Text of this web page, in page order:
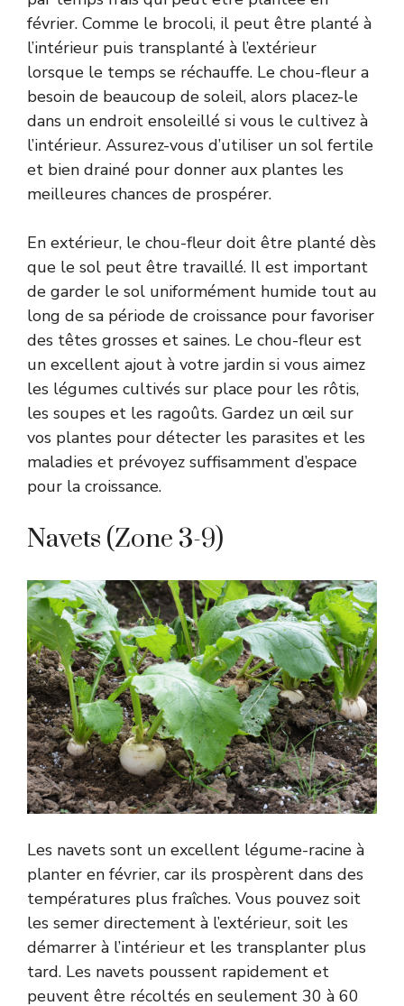
février. Comme le brocoli, il peut être planté à
l’intérieur puis transplanté à l’extérieur
lorsque le temps se réchauffe. Le chou-fleur a
besoin de beaucoup de soleil, alors placez-le
dans un endroit ensoleillé si vous le cultivez à
l’intérieur. Assurez-vous d’utiliser un sol fertile
et bien drainé pour donner aux plantes les
meilleures chances de prospérer.
En extérieur, le chou-fleur doit être planté dès
que le sol peut être travaillé. Il est important
de garder le sol uniformément humide tout au
long de sa période de croissance pour favoriser
des têtes grosses et saines. Le chou-fleur est
un excellent ajout à votre jardin si vous aimez
les légumes cultivés sur place pour les rôtis,
les soupes et les ragoûts. Gardez un œil sur
vos plantes pour détecter les parasites et les
maladies et prévoyez suffisamment d’espace
pour la croissance.
Navets (Zone 3-9)
Les navets sont un excellent légume-racine à
planter en février, car ils prospèrent dans des
températures plus fraîches. Vous pouvez soit
les semer directement à l’extérieur, soit les
démarrer à l’intérieur et les transplanter plus
tard. Les navets poussent rapidement et
peuvent être récoltés en seulement 30 à 60